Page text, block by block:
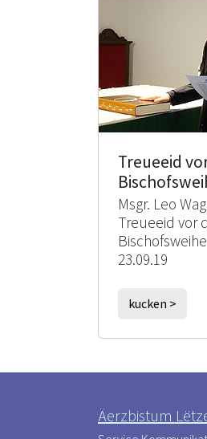
Treueeid
Msgr. Leo
Treueeid vor
23.09.19
kucken >
Äerzbistum